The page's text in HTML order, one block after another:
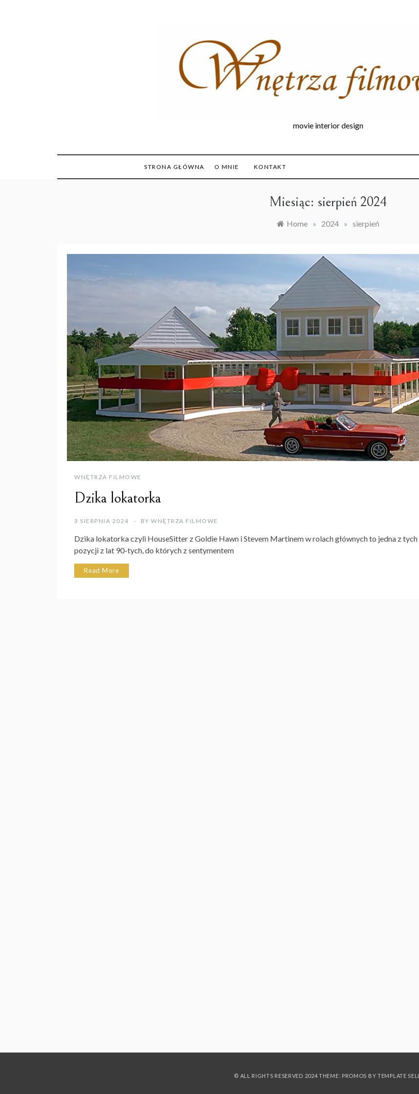
movie interior design
STRONA GŁÓWNA O MNIE KONTAKT
Miesiąc: sierpień 2024
Home » 2024 » sierpień
WNĘTRZA FILMOWE
Dzika lokatorka
3 SIERPNIA 2024 BY WNĘTRZA FILMOWE
Dzika lokatorka czyli HouseSitter z Goldie Hawn i Stevem Martinem w rolach głównych to jedna z tych
pozycji z lat 90-tych, do których z sentymentem
Read More
© ALL RIGHTS RESERVED 2024 THEME: PROMOS BY TEMPLATE SELL